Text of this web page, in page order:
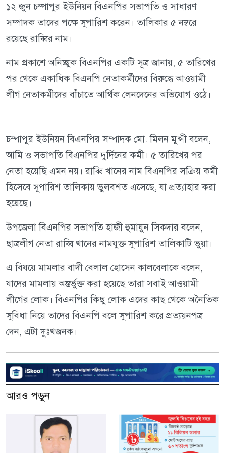
১২ জুন চম্পাপুর ইউনিয়ন বিএনপির সভাপতি ও সাধারণ
সম্পাদক তাদের পক্ষে সুপারিশ করেন। তালিকার ৫ নম্বরে
রয়েছে রাব্বির নাম।
নাম প্রকাশে অনিচ্ছুক বিএনপির একটি সূত্র জানায়, ৫ তারিখের
পর থেকে একাধিক বিএনপি নেতাকর্মীদের বিরুদ্ধে আওয়ামী
লীগ নেতাকর্মীদের বাঁচাতে আর্থিক লেনদেনের অভিযোগ ওঠে।
চম্পাপুর ইউনিয়ন বিএনপির সম্পাদক মো. মিলন মুন্সী বলেন,
আমি ও সভাপতি বিএনপির দুর্দিনের কর্মী। ৫ তারিখের পর
নেতা হয়েছি এমন নয়। রাব্বি খানের নাম বিএনপির সক্রিয় কর্মী
হিসেবে সুপারিশ তালিকায় ভুলবশত এসেছে, যা প্রত্যাহার করা
হয়েছে।
উপজেলা বিএনপির সভাপতি হাজী হুমায়ুন সিকদার বলেন,
ছাত্রলীগ নেতা রাব্বি খানের নামযুক্ত সুপারিশ তালিকাটি ভুয়া।
এ বিষয়ে মামলার বাদী বেলাল হোসেন কালবেলাকে বলেন,
যাদের মামলায় অন্তর্ভুক্ত করা হয়েছে তারা সবাই আওয়ামী
লীগের লোক। বিএনপির কিছু লোক এদের কাছ থেকে অনৈতিক
সুবিধা নিয়ে তাদের বিএনপি বলে সুপারিশ করে প্রত্যয়নপত্র
দেন, এটা দুঃখজনক।
আরও পড়ুন